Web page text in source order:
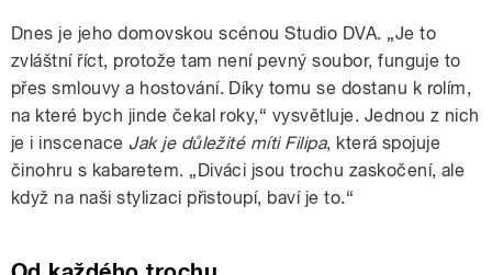
Dnes je jeho domovskou scénou Studio DVA. „Je to
zvláštní říct, protože tam není pevný soubor, funguje to
přes smlouvy a hostování. Díky tomu se dostanu k rolím,
na které bych jinde čekal roky,“ vysvětluje. Jednou z nich
je i inscenace Jak je důležité míti Filipa, která spojuje
činohru s kabaretem. „Diváci jsou trochu zaskočení, ale
když na naši stylizaci přistoupí, baví je to.“